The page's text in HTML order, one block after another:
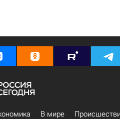
В мире